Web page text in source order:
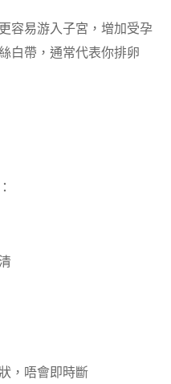
容易游入子宮，增加受孕
白帶，通常代表你排卵
，唔會即時斷